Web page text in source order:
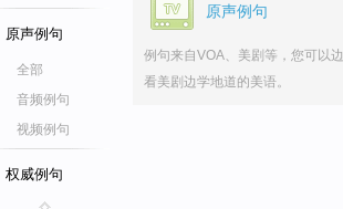
原声例句
全部
音频例句
视频例句
权威例句
原声例句
例句来自VOA、美剧等，您可以边
看美剧边学地道的美语。